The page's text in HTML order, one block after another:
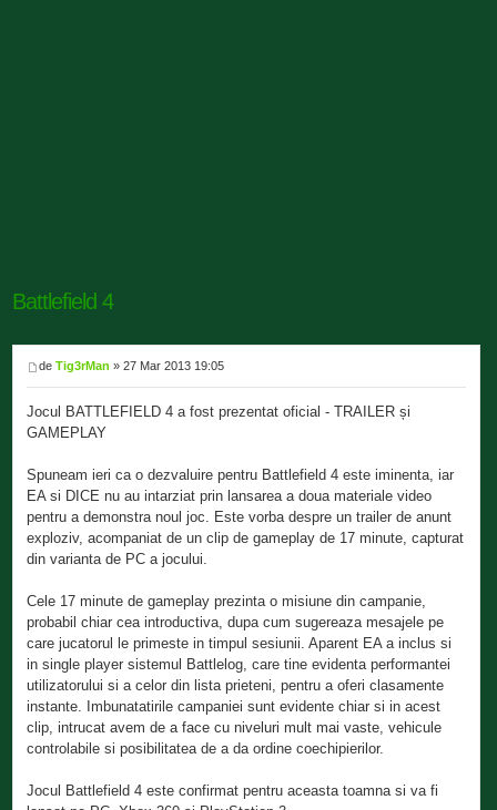
Battlefield 4
deTig3rMan » 27 Mar 2013 19:05
Jocul BATTLEFIELD 4 a fost prezentat oficial - TRAILER și
GAMEPLAY
Spuneam ieri ca o dezvaluire pentru Battlefield 4 este iminenta, iar
EA si DICE nu au intarziat prin lansarea a doua materiale video
pentru a demonstra noul joc. Este vorba despre un trailer de anunt
exploziv, acompaniat de un clip de gameplay de 17 minute, capturat
din varianta de PC a jocului.
Cele 17 minute de gameplay prezinta o misiune din campanie,
probabil chiar cea introductiva, dupa cum sugereaza mesajele pe
care jucatorul le primeste in timpul sesiunii. Aparent EA a inclus si
in single player sistemul Battlelog, care tine evidenta performantei
utilizatorului si a celor din lista prieteni, pentru a oferi clasamente
instante. Imbunatatirile campaniei sunt evidente chiar si in acest
clip, intrucat avem de a face cu niveluri mult mai vaste, vehicule
controlabile si posibilitatea de a da ordine coechipierilor.
Jocul Battlefield 4 este confirmat pentru aceasta toamna si va fi